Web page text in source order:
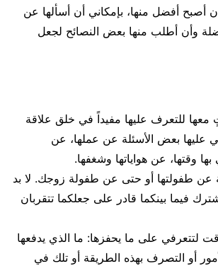
أصبح أفضل منها، بإمكاني أن أسألها عن
وأن أطلب منها بعض النصائح لجعل
للتعرف عليها مفيداً في خلق علاقة
عليها بعض الأسئلة عن عملها، عن
وقتها، عن هواياتها وشغفها.
عن طفولتها أو حتى عن طفولة زوجك. لا بد
فيما بينكما قادر على جعلكما تتقربان
لتتعرفي على ما يحفزها: ما الذي يدفعها
أو التصرف بهذه الطريقة أو تلك في